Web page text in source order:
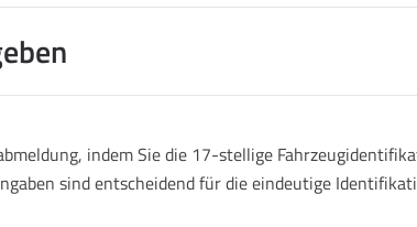
indem Sie die 17-stellige
sind entscheidend für die eindeutige